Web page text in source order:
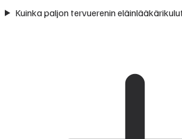
Kuinka paljon tervuerenin